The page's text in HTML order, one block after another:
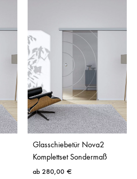
Glasschiebetür Nova2
Komplettset Sondermaß
ab 280,00 €